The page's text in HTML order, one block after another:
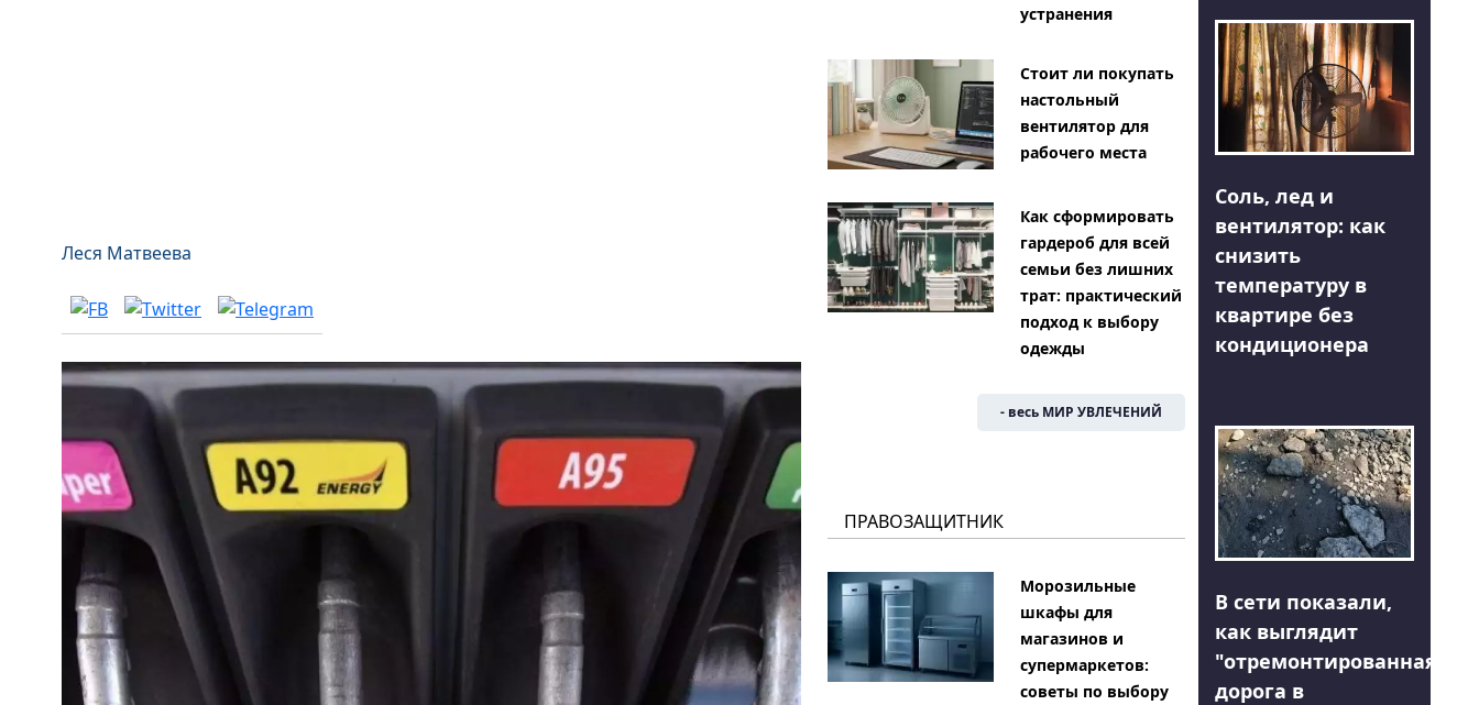
Леся Матвеева
устранения
Стоит ли покупать
настольный
вентилятор для
рабочего места
Как сформировать
гардероб для всей
семьи без лишних
трат: практический
подход к выбору
одежды
- весь МИР УВЛЕЧЕНИЙ
ПРАВОЗАЩИТНИК
Морозильные
шкафы для
магазинов и
супермаркетов:
советы по выбору
Соль, лед и
вентилятор: как
снизить
температуру в
квартире без
кондиционера
В сети показали,
как выглядит
"отремонтированная"
дорога в